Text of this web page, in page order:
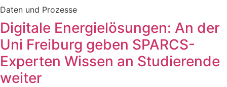
Daten und Prozesse
Digitale Energielösungen: An der
Uni Freiburg geben SPARCS-
Experten Wissen an Studierende
weiter